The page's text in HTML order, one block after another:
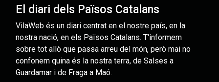
El diari dels Països Catalans
VilaWeb és un diari centrat en el nostre país, en la
nostra nació, en els Països Catalans. T'informem
sobre tot allò que passa arreu del món, però mai no
confonem quina és la nostra terra, de Salses a
Guardamar i de Fraga a Maó.